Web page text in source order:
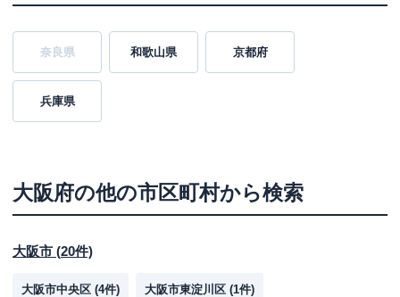
奈良県 和歌山県 京都府
兵庫県
大阪府の他の市区町村から検索
大阪市 (20件)
大阪市中央区 (4件) 大阪市東淀川区 (1件)